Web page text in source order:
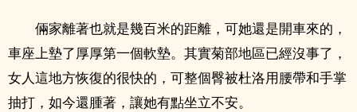
倆家離著也就是幾百米的距離，可她還是開車來的，
車座上墊了厚厚第一個軟墊。其實菊部地區已經沒事了，
女人這地方恢復的很快的，可整個臀被杜洛用腰帶和手掌
抽打，如今還腫著，讓她有點坐立不安。